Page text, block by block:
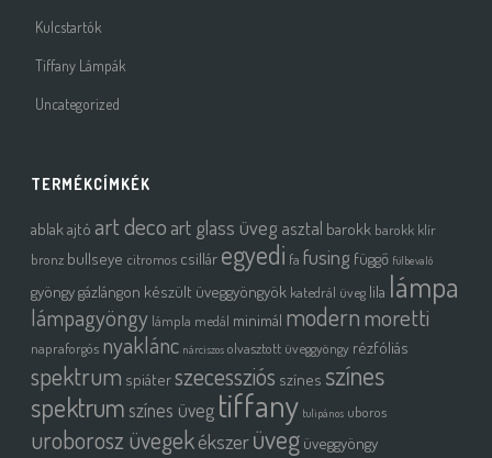
Kulcstartók
Tiffany Lámpák
Uncategorized
TERMÉKCÍMKÉK
ablakajtó art deco art glass üvegasztal barokk barokk klír
bronz bullseye citromos csillár egyedi fa fusing függő fülbevaló
gyöngygázlángon készült üveggyöngyök katedrál üveg lila lámpa
lámpagyöngy lámpla medál minimál modernmoretti
napraforgós nyaklánc nárciszos olvasztott üveggyöngy rézfóliás
spektrum spiáterszecessziós színes színes
spektrumszínes üveg tiffany tulipános uboros
uroborosz üvegekékszerüveg üveggyöngy